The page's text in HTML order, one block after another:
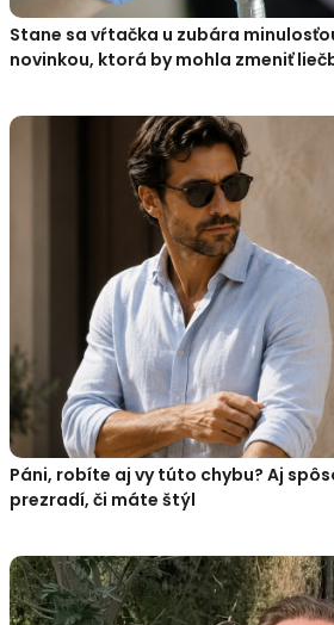
Stane sa vŕtačka u zubára
novinkou, ktorá by mohla zmeniť
Páni, robíte aj vy túto chybu? Aj
prezradí, či máte štýl